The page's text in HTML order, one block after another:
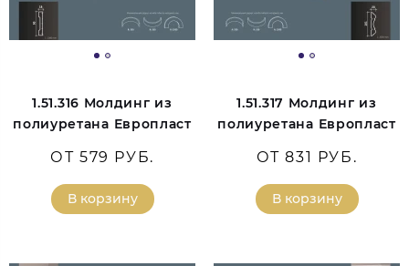
1.51.316 Молдинг из
полиуретана Европласт
ОТ 579 РУБ.
В корзину
1.51.317 Молдинг из
полиуретана Европласт
ОТ 831 РУБ.
В корзину